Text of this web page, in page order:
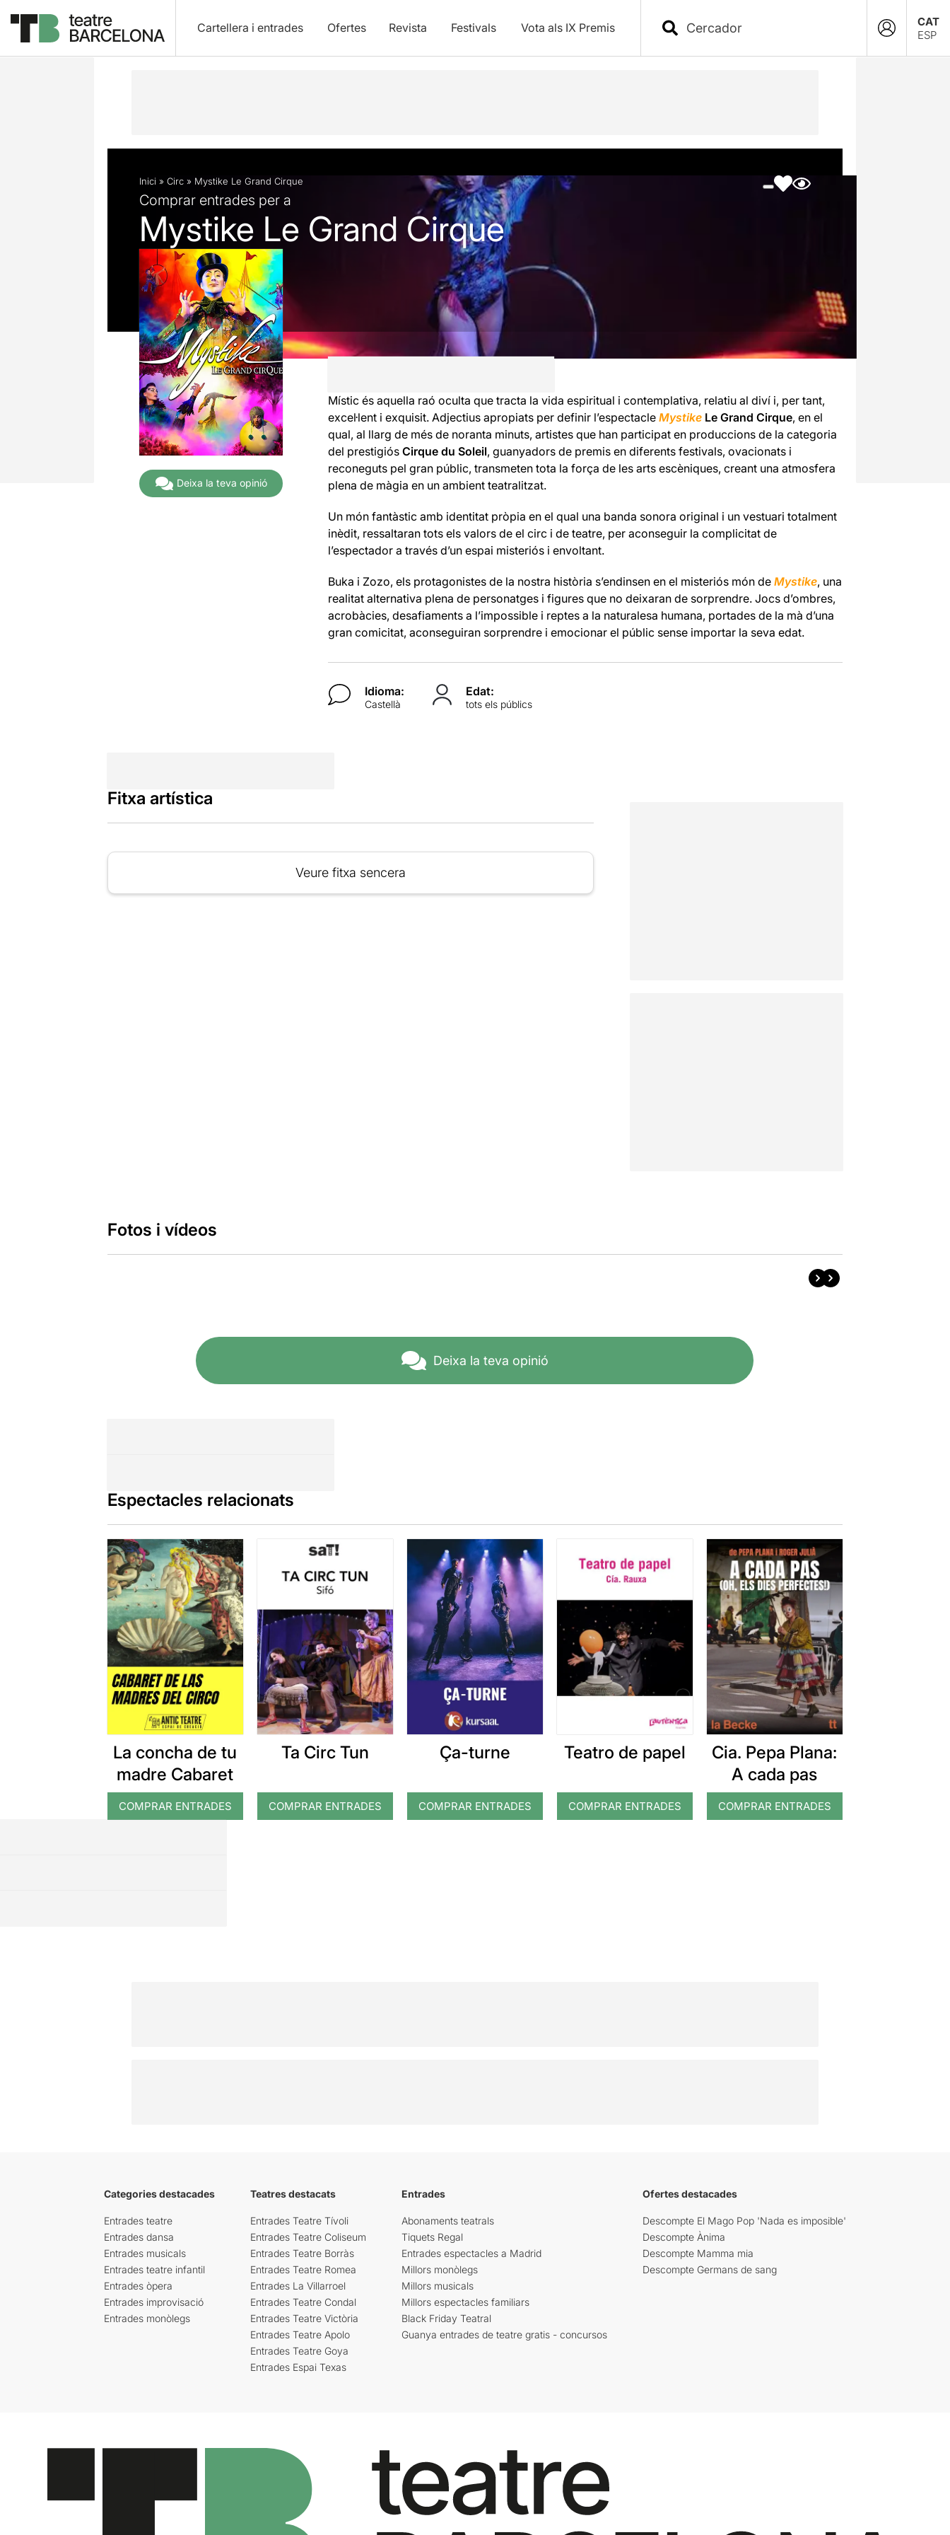
Cartellera i entrades Ofertes Revista Festivals Vota als IX Premis
CAT
ESP
Descripció Fitxa artística Fotos i vídeos
Inici » Circ » Mystike Le Grand Cirque
Comprar entrades per a
Mystike Le Grand Cirque
Deixa la teva opinió
Místic és aquella raó oculta que tracta la vida espiritual i contemplativa, relatiu al diví i, per tant,
excel·lent i exquisit. Adjectius apropiats per definir l’espectacle Mystike Le Grand Cirque, en el
qual, al llarg de més de noranta minuts, artistes que han participat en produccions de la categoria
del prestigiós Cirque du Soleil, guanyadors de premis en diferents festivals, ovacionats i
reconeguts pel gran públic, transmeten tota la força de les arts escèniques, creant una atmosfera
plena de màgia en un ambient teatralitzat.
Un món fantàstic amb identitat pròpia en el qual una banda sonora original i un vestuari totalment
inèdit, ressaltaran tots els valors de el circ i de teatre, per aconseguir la complicitat de
l’espectador a través d’un espai misteriós i envoltant.
Buka i Zozo, els protagonistes de la nostra història s’endinsen en el misteriós món de Mystike, una
realitat alternativa plena de personatges i figures que no deixaran de sorprendre. Jocs d’ombres,
acrobàcies, desafiaments a l’impossible i reptes a la naturalesa humana, portades de la mà d’una
gran comicitat, aconseguiran sorprendre i emocionar el públic sense importar la seva edat.
Idioma:
Castellà
Edat:
tots els públics
Fitxa artística
Veure fitxa sencera
Fotos i vídeos
Deixa la teva opinió
Espectacles relacionats
La concha de tu
madre Cabaret
COMPRAR ENTRADES
Ta Circ Tun
COMPRAR ENTRADES
Ça-turne
COMPRAR ENTRADES
Teatro de papel
COMPRAR ENTRADES
Cia. Pepa Plana:
A cada pas
COMPRAR ENTRADES
Categories destacades
Entrades teatre
Entrades dansa
Entrades musicals
Entrades teatre infantil
Entrades òpera
Entrades improvisació
Entrades monòlegs
Teatres destacats
Entrades Teatre Tívoli
Entrades Teatre Coliseum
Entrades Teatre Borràs
Entrades Teatre Romea
Entrades La Villarroel
Entrades Teatre Condal
Entrades Teatre Victòria
Entrades Teatre Apolo
Entrades Teatre Goya
Entrades Espai Texas
Entrades
Abonaments teatrals
Tiquets Regal
Entrades espectacles a Madrid
Millors monòlegs
Millors musicals
Millors espectacles familiars
Black Friday Teatral
Guanya entrades de teatre gratis - concursos
Ofertes destacades
Descompte El Mago Pop 'Nada es imposible'
Descompte Ànima
Descompte Mamma mia
Descompte Germans de sang